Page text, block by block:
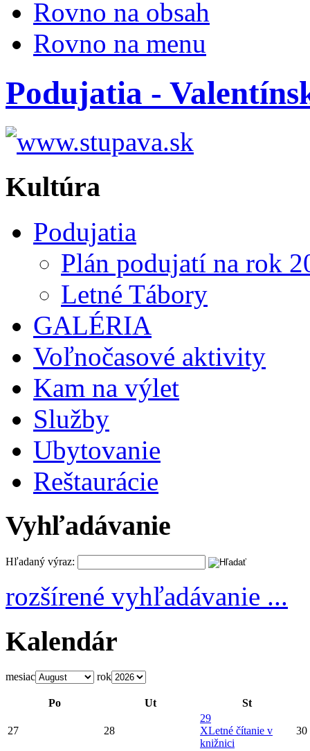
Rovno na obsah
Rovno na menu
Podujatia -
Kultúra
Podujatia
Plán podujatí na rok
Letné Tábory
GALÉRIA
Voľnočasové aktivity
Kam na výlet
Služby
Ubytovanie
Reštaurácie
Vyhľadávanie
Hľadaný výraz:
rozšírené vyhľadávanie ...
Kalendár
mesiac rok
Po Ut St
27 28
29
XLetné čítanie v
knižnici
30